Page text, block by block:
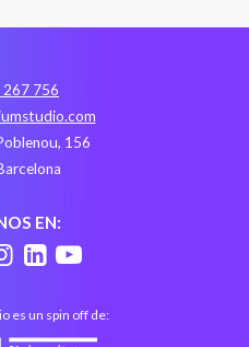
267 756
156
EN:
es un spin off de: